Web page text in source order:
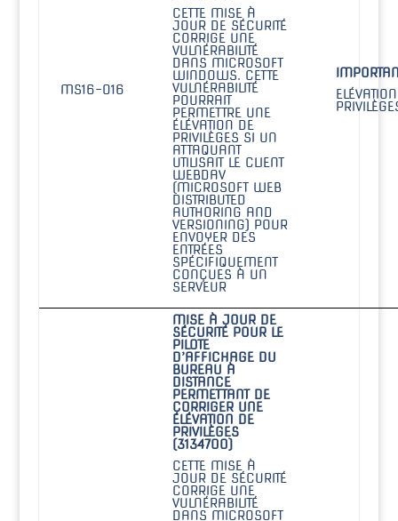
MS16-016
CETTE MISE À
JOUR DE SÉCURITÉ
CORRIGE UNE
VULNÉRABILITÉ
DANS MICROSOFT
WINDOWS. CETTE
VULNÉRABILITÉ
POURRAIT
PERMETTRE UNE
ÉLÉVATION DE
PRIVILÈGES SI UN
ATTAQUANT
UTILISAIT LE CLIENT
WEBDAV
(MICROSOFT WEB
DISTRIBUTED
AUTHORING AND
VERSIONING) POUR
ENVOYER DES
ENTRÉES
SPÉCIFIQUEMENT
CONÇUES À UN
SERVEUR
MISE À JOUR DE
SÉCURITÉ POUR LE
PILOTE
D’AFFICHAGE DU
BUREAU À
DISTANCE
PERMETTANT DE
CORRIGER UNE
ÉLÉVATION DE
PRIVILÈGES
(3134700)
CETTE MISE À
JOUR DE SÉCURITÉ
CORRIGE UNE
VULNÉRABILITÉ
DANS MICROSOFT